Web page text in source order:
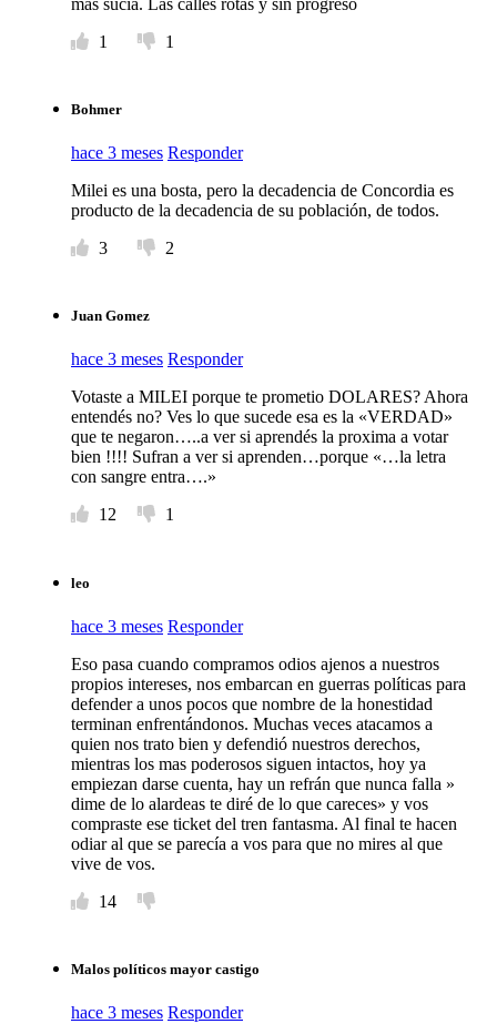
1
1
Bohmer
hace 3 meses Responder
Milei es una bosta, pero la decadencia de Concordia es
producto de la decadencia de su población, de todos.
3
2
Juan Gomez
hace 3 meses Responder
Votaste a MILEI porque te prometio DOLARES? Ahora
entendés no? Ves lo que sucede esa es la «VERDAD»
que te negaron…..a ver si aprendés la proxima a votar
bien !!!! Sufran a ver si aprenden…porque «…la letra
con sangre entra….»
12
1
leo
hace 3 meses Responder
Eso pasa cuando compramos odios ajenos a nuestros
propios intereses, nos embarcan en guerras políticas para
defender a unos pocos que nombre de la honestidad
terminan enfrentándonos. Muchas veces atacamos a
quien nos trato bien y defendió nuestros derechos,
mientras los mas poderosos siguen intactos, hoy ya
empiezan darse cuenta, hay un refrán que nunca falla »
dime de lo alardeas te diré de lo que careces» y vos
compraste ese ticket del tren fantasma. Al final te hacen
odiar al que se parecía a vos para que no mires al que
vive de vos.
14
Malos políticos mayor castigo
hace 3 meses Responder